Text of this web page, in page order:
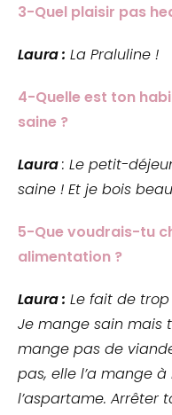
3-Quel plaisir pas
Laura : La Praluline !
4-Quelle est ton
saine ?
Laura: Le petit-
saine ! Et je bois
5-Que voudrais-tu
alimentation ?
Laura : Le fait de
Je mange sain mais
mange pas de
pas, elle l’a mange à
l’aspartame. Arrêter